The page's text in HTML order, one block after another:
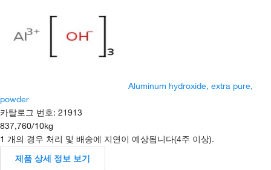
Aluminum hydroxide, extra pure,
powder
카탈로그 번호: 21913
837,760/10kg
1 개의 경우 처리 및 배송에 지연이 예상됩니다(4주 이상).
제품 상세 정보 보기